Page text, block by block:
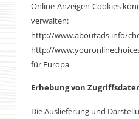
Online-Anzeigen-Cookies
verwalten:
http://www.aboutads.info/
http://
für Europa
Erhebung von
Die Auslieferung und